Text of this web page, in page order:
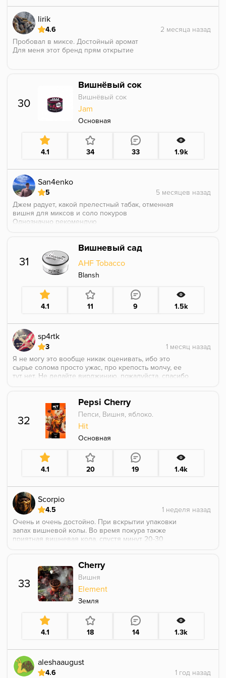
lirik
4.6
Пробовал в миксе. Достойный аромат
Для меня этот бренд прям открытие
30
Вишнёвый сок
Вишнёвый сок
Jam
Основная
4.1 34 33 1.9k
San4enko
5
Джем радует, какой прелестный табак, отменная
вишня для миксов и соло покуров
Однозначно рекомендую
31
Вишневый сад
AHF Tobacco
Blansh
4.1 11 9 1.5k
sp4rtk
3
Я не могу это вообще никак оценивать, ибо это
сырье солома просто ужас, про крепость молчу, ее
тут нет. Не делайте вирджинию, пожалуйста, спасибо
32
Pepsi Cherry
Пепси, Вишня, яблоко.
Hit
Основная
4.1 20 19 1.4k
Scorpio
4.5
Очень и очень достойно. При вскрытии упаковки
запах вишневой колы. Во время покура также
приятная вишневая кола, спустя минут 20-30
33
Cherry
Вишня
Element
Земля
4.1 18 14 1.3k
aleshaaugust
4.6